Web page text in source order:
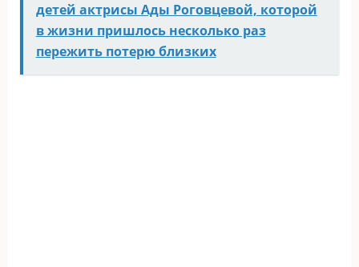
детей актрисы Ады Роговцевой, которой
в жизни пришлось несколько раз
пережить потерю близких